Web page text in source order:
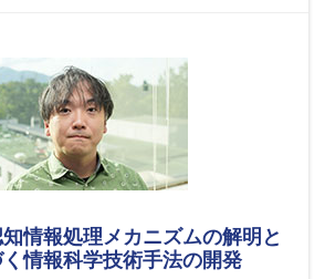
情報処理メカニズムの解明と
情報科学技術手法の開発